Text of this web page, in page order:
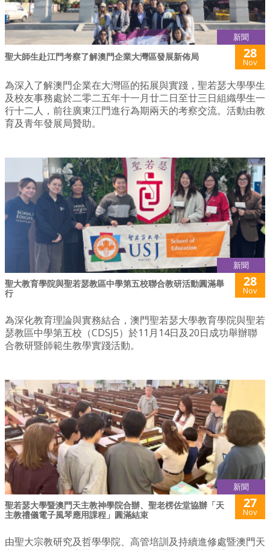
新聞
聖大師生赴江門考察了解澳門企業大灣區發展新佈局 28
Nov
為深入了解澳門企業在大灣區的拓展與實踐，聖若瑟大學學生
及校友事務處於二零二五年十一月廿二日至廿三日組織學生一
行十二人，前往廣東江門進行為期兩天的考察交流。活動由教
育及青年發展局贊助。
新聞
聖大教育學院與聖若瑟教區中學第五校聯合教研活動圓滿舉
行
28
Nov
為深化教育理論與實務結合，澳門聖若瑟大學教育學院與聖若
瑟教區中學第五校（CDSJ5）於11月14日及20日成功舉辦聯
合教研暨師範生教學實踐活動。
新聞
聖若瑟大學暨澳門天主教神學院合辦、聖老楞佐堂協辦「天
主教禮儀電子風琴應用課程」圓滿結束
27
Nov
由聖大宗教研究及哲學學院、高管培訓及持續進修處暨澳門天